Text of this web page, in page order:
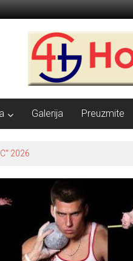
Galerija Preuzmite
2026